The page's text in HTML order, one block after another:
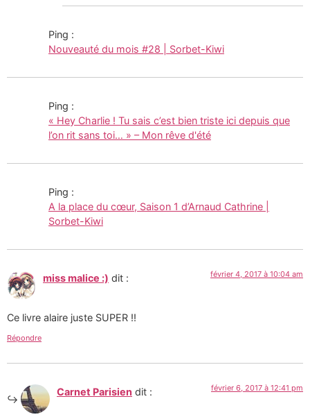
Ping :
Nouveauté du mois #28 | Sorbet-Kiwi
Ping :
« Hey Charlie ! Tu sais c’est bien triste ici depuis que
l’on rit sans toi… » – Mon rêve d'été
Ping :
A la place du cœur, Saison 1 d’Arnaud Cathrine |
Sorbet-Kiwi
miss malice :) dit : février 4, 2017 à 10:04 am
Ce livre alaire juste SUPER !!
Répondre
Carnet Parisien dit : février 6, 2017 à 12:41 pm